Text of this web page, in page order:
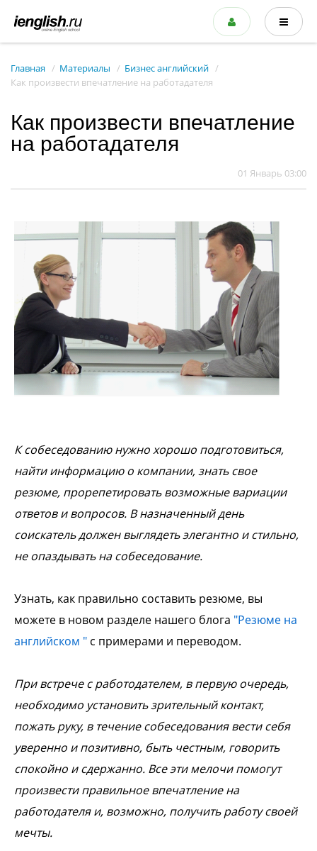
Главная Материалы
Бизнес английский
Как произвести впечатление на работадателя
Как произвести впечатление
на работадателя
01 Январь 03:00
К собеседованию нужно хорошо подготовиться,
найти информацию о компании, знать свое
резюме, прорепетировать возможные вариации
ответов и вопросов. В назначенный день
соискатель должен выглядеть элегантно и стильно,
не опаздывать на собеседование.
Узнать, как правильно составить резюме, вы
можете в новом разделе нашего блога "Резюме на
английском " с примерами и переводом.
При встрече с работодателем, в первую очередь,
необходимо установить зрительный контакт,
пожать руку, в течение собеседования вести себя
уверенно и позитивно, быть честным, говорить
спокойно и сдержанно. Все эти мелочи помогут
произвести правильное впечатление на
работодателя и, возможно, получить работу своей
мечты.